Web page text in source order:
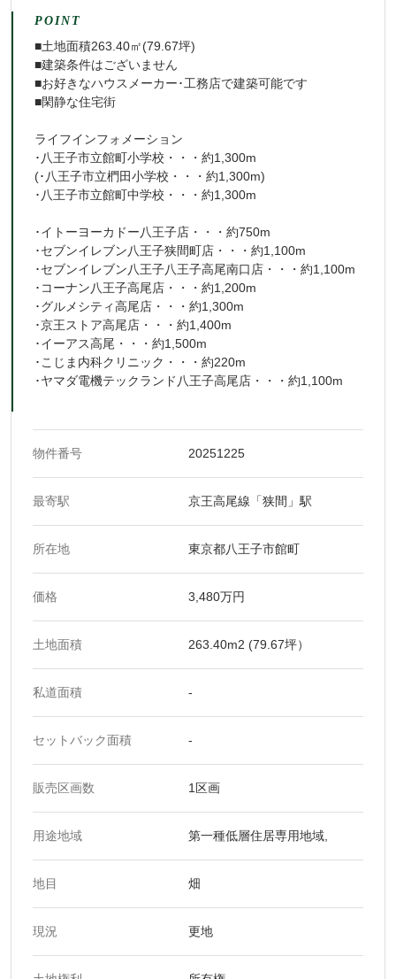
POINT
■土地面積263.40㎡(79.67坪)
■建築条件はございません
■お好きなハウスメーカー･工務店で建築可能です
■閑静な住宅街
ライフインフォメーション
･八王子市立館町小学校・・・約1,300m
(･八王子市立椚田小学校・・・約1,300m)
･八王子市立館町中学校・・・約1,300m
･イトーヨーカドー八王子店・・・約750m
･セブンイレブン八王子狭間町店・・・約1,100m
･セブンイレブン八王子八王子高尾南口店・・・約1,100m
･コーナン八王子高尾店・・・約1,200m
･グルメシティ高尾店・・・約1,300m
･京王ストア高尾店・・・約1,400m
･イーアス高尾・・・約1,500m
･こじま内科クリニック・・・約220m
･ヤマダ電機テックランド八王子高尾店・・・約1,100m
物件番号 20251225
最寄駅 京王高尾線「狭間」駅
所在地 東京都八王子市館町
価格 3,480万円
土地面積 263.40m2 (79.67坪）
私道面積 -
セットバック面積 -
販売区画数 1区画
用途地域 第一種低層住居専用地域,
地目 畑
現況 更地